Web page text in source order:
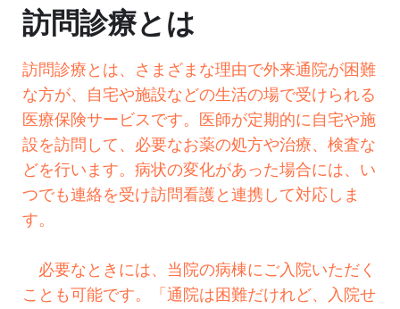
訪問診療とは
訪問診療とは、さまざまな理由で外来通院が困難
な方が、自宅や施設などの生活の場で受けられる
医療保険サービスです。医師が定期的に自宅や施
設を訪問して、必要なお薬の処方や治療、検査な
どを行います。病状の変化があった場合には、い
つでも連絡を受け訪問看護と連携して対応しま
す。
必要なときには、当院の病棟にご入院いただく
ことも可能です。「通院は困難だけれど、入院せ